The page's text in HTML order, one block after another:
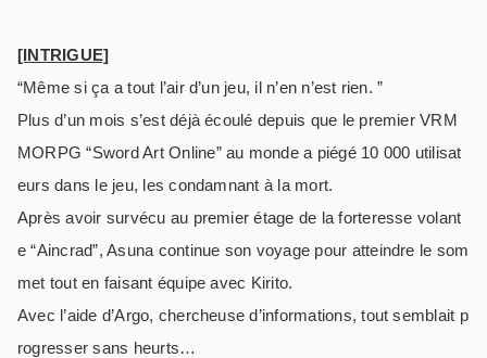
[INTRIGUE]
“Même si ça a tout l’air d’un jeu, il n’en n’est rien. ”
Plus d’un mois s’est déjà écoulé depuis que le premier VRM
MORPG “Sword Art Online” au monde a piégé 10 000 utilisat
eurs dans le jeu, les condamnant à la mort.
Après avoir survécu au premier étage de la forteresse volant
e “Aincrad”, Asuna continue son voyage pour atteindre le som
met tout en faisant équipe avec Kirito.
Avec l’aide d’Argo, chercheuse d’informations, tout semblait p
rogresser sans heurts…